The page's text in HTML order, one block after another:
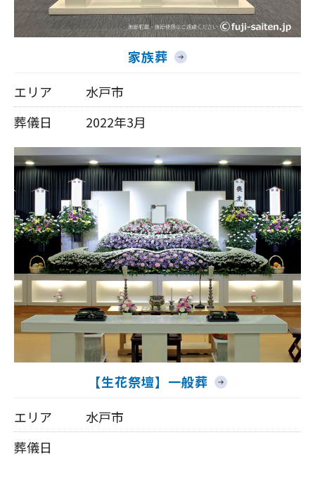
家族葬
エリア
水戸市
葬儀日
2022年3月
【生花祭壇】一般葬
エリア
水戸市
葬儀日